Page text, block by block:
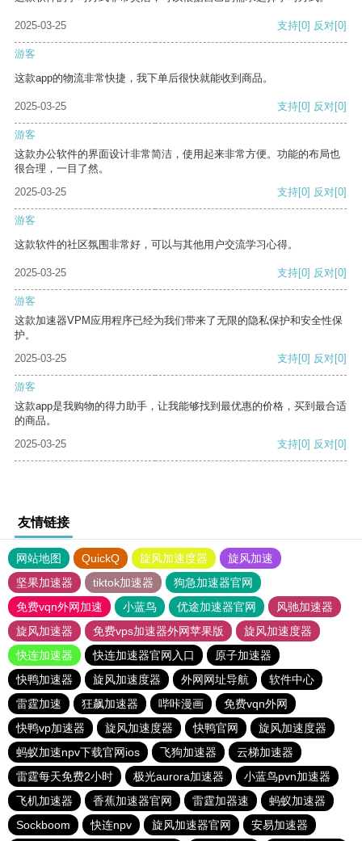
2025-03-25 支持[0] 反对[0]
游客
这款app的物流非常快捷，我下单后很快就能收到商品。
2025-03-25 支持[0] 反对[0]
游客
这款办公软件的界面设计非常简洁，使用起来非常方便。功能的布局也
很合理，一目了然。
2025-03-25
支持[0] 反对[0]
游客
这款软件的社区氛围非常好，可以与其他用户交流学习心得。
2025-03-25 支持[0] 反对[0]
游客
这款加速器VPM应用程序已经为我们带来了无限的隐私保护和安全性保
护。
2025-03-25
支持[0] 反对[0]
游客
这款app是我购物的得力助手，让我能够找到最优惠的价格，买到最合适
的商品。
2025-03-25
支持[0] 反对[0]
友情链接
网站地图 QuickQ 旋风加速度器
旋风加速
坚果加速器
tiktok加速器
狗急加速器官网
免费vqn外网加速
小蓝鸟 优途加速器官网
风驰加速器
旋风加速器
免费vps加速器外网苹果版
旋风加速度器
快连加速器
快连加速器官网入口
原子加速器
快鸭加速器
旋风加速度器 外网网址导航
软件中心
雷霆加速
狂飙加速器 哔咔漫画
免费vqn外网
快鸭vp加速器
旋风加速度器 快鸭官网
旋风加速度器
蚂蚁加速npv下载官网ios
飞狗加速器
云梯加速器
雷霆每天免费2小时
极光aurora加速器
小蓝鸟pvn加速器
飞机加速器
香蕉加速器官网 雷霆加器速
蚂蚁加速器
Sockboom
快连npv 旋风加速器官网 安易加速器